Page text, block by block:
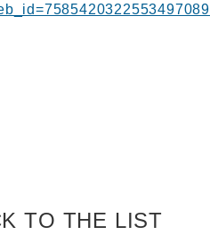
TO THE LIST